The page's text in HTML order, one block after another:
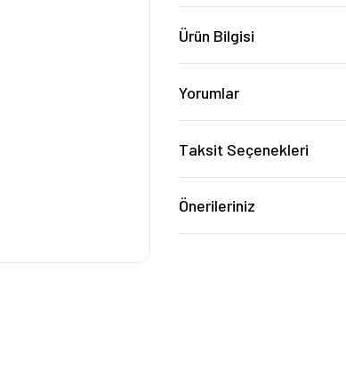
Ürün Bilgisi
Yorumlar
Taksit Seçenekleri
Önerileriniz